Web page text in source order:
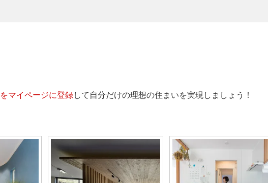
マイページに登録して自分だけの理想の住まいを実現しましょう！